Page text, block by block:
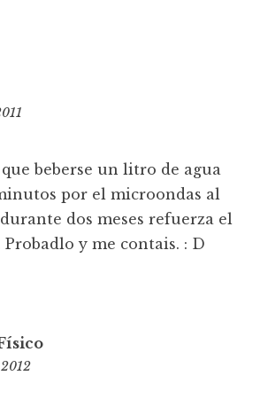
beberse un litro de agua
por el microondas al
dos meses refuerza el
y me contais. : D